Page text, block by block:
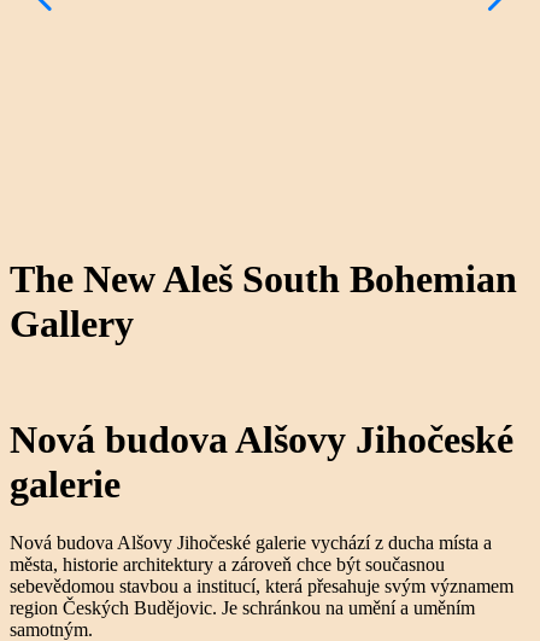
The New Aleš South Bohemian
Gallery
Nová budova Alšovy Jihočeské
galerie
Nová budova Alšovy Jihočeské galerie vychází z ducha místa a
města, historie architektury a zároveň chce být současnou
sebevědomou stavbou a institucí, která přesahuje svým významem
region Českých Budějovic. Je schránkou na umění a uměním
samotným.